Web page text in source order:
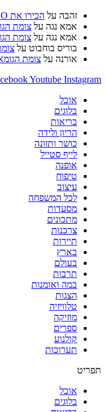
זהבה על הכירו את ALOKINO – מרכז לטיפולי אסתטיקה
אמא נגה על צומת
אמא נגה על צומת
בוריס בוחבוט על
אורנה על צומת
Youtube Instagram
אוכל
בלוגים
בריאות
הריון ולידה
כושר ותזונה
לייף סטייל
אופנה
טיפוח
עיצוב
לכל המשפחה
מסעדות
מתכונים
צרכנות
תיירות
בארץ
בעולם
תרבות
במה ואומנות
הצגות
טלוויזיה
מוזיקה
ספרים
קולנוע
תערוכות
תפריט
אוכל
בלוגים